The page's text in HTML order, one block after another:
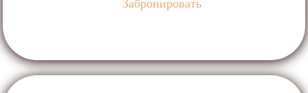
Забронировать